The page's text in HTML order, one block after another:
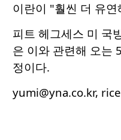
이란이 "훨씬 더 유
피트 헤그세스 미 국
은 이와 관련해 오는
정이다.
yumi@yna.co.kr,